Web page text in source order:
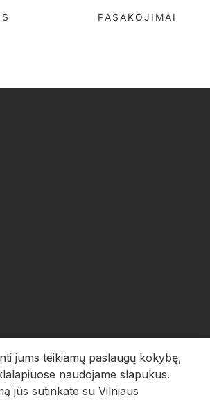
PASAKOJIMAI
01122, Vilnius
jums teikiamų paslaugų kokybę,
naudojame slapukus.
jūs sutinkate su Vilniaus